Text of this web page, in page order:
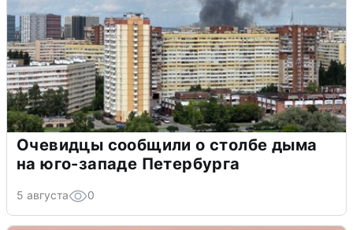
Очевидцы сообщили о столбе дыма
на юго-западе Петербурга
5 августа 0